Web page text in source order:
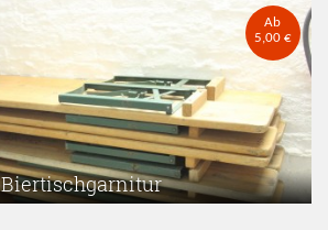
Biertischgarnitur
Ab
5,00 €